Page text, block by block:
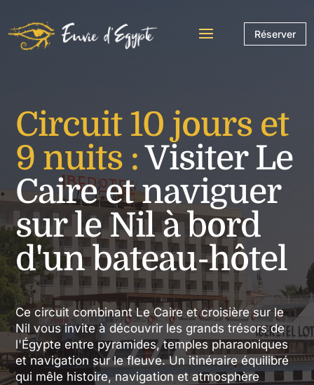
Réserver
Circuit 10 jours et
9 nuits :Visiter Le
Caire et naviguer
sur le Nil à bord
d'un bateau-hôtel
Ce circuit combinant Le Caire et croisière sur le
Nil vous invite à découvrir les grands trésors de
l'Égypte entre pyramides, temples pharaoniques
et navigation sur le fleuve. Un itinéraire équilibré
qui mêle histoire, navigation et atmosphère